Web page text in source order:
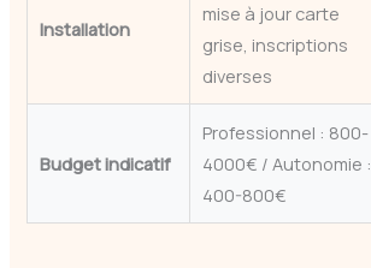
Installation
mise à jour carte
grise, inscriptions
diverses
Budget indicatif
Professionnel : 800-
4000€ / Autonomie :
400-800€